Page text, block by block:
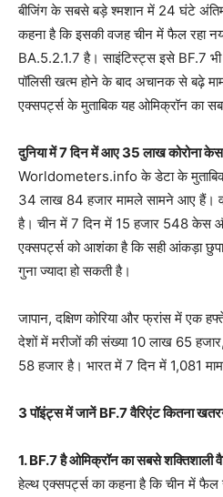
बीजिंग के सबसे बड़े श्मशान में 24 घंटे
कहना है कि इसकी वजह चीन में फैल रहा
BA.5.2.1.7 है। साइंटिस्ट्स इसे BF.7
पॉलिसी खत्म होने के बाद अचानक से बढ़े
एक्सपर्ट्स के मुताबिक यह ओमिक्रॉन का
दुनिया में 7 दिन में आए 35 लाख कोरोना केस
Worldometers.info के डेटा के
34 लाख 84 हजार मामले सामने आए हैं।
है। चीन में 7 दिन में 15 हजार 548 केस और
एक्सपर्ट्स को आशंका है कि सही आंकड़ा
गुना ज्यादा हो सकती है।
जापान, दक्षिण कोरिया और फ्रांस में एक
देशों में मरीजों की संख्या 10 लाख 65
58 हजार है। भारत में 7 दिन में 1,081
3 पॉइंट्स में जानें BF.7 वैरिएंट कितना
1. BF.7 है ओमिक्रॉन का सबसे शक्तिशाली
हेल्थ एक्सपर्ट्स का कहना है कि चीन में